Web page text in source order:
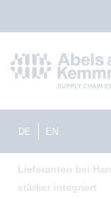
DE EN
Lieferanten bei
stärker integriert